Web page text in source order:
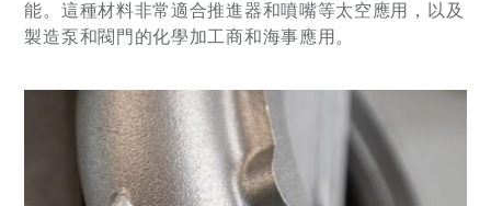
能。這種材料非常適合推進器和噴嘴等太空應用，以及
製造泵和閥門的化學加工商和海事應用。